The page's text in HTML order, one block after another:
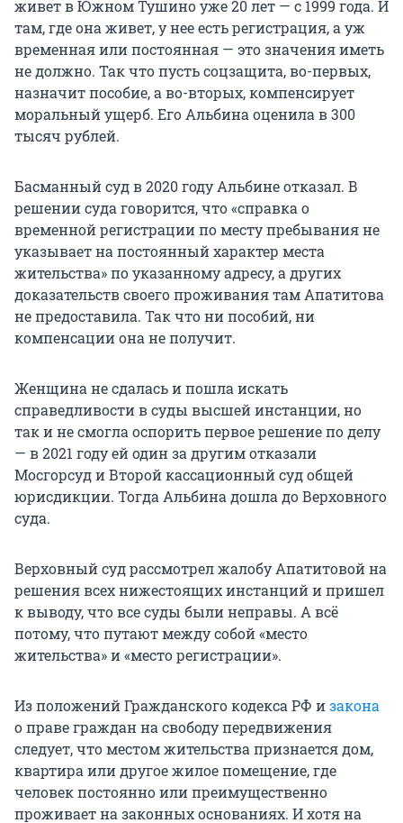
живет в Южном Тушино уже 20 лет — с 1999 года. И
там, где она живет, у нее есть регистрация, а уж
временная или постоянная — это значения иметь
не должно. Так что пусть соцзащита, во-первых,
назначит пособие, а во-вторых, компенсирует
моральный ущерб. Его Альбина оценила в 300
тысяч рублей.
Басманный суд в 2020 году Альбине отказал. В
решении суда говорится, что «справка о
временной регистрации по месту пребывания не
указывает на постоянный характер места
жительства» по указанному адресу, а других
доказательств своего проживания там Апатитова
не предоставила. Так что ни пособий, ни
компенсации она не получит.
Женщина не сдалась и пошла искать
справедливости в суды высшей инстанции, но
так и не смогла оспорить первое решение по делу
— в 2021 году ей один за другим отказали
Мосгорсуд и Второй кассационный суд общей
юрисдикции. Тогда Альбина дошла до Верховного
суда.
Верховный суд рассмотрел жалобу Апатитовой на
решения всех нижестоящих инстанций и пришел
к выводу, что все суды были неправы. А всё
потому, что путают между собой «место
жительства» и «место регистрации».
Из положений Гражданского кодекса РФ изакона
о праве граждан на свободу передвижения
следует, что местом жительства признается дом,
квартира или другое жилое помещение, где
человек постоянно или преимущественно
проживает на законных основаниях. И хотя на